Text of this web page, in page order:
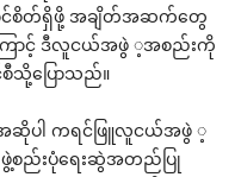
င်စိတ်ရှိဖို့ အချိတ်အဆက်‌တွေ
ကြောင့် ဒီလူငယ်အဖွဲ ့အစည်းကို
သို့‌ပြောသည်။
အဆိုပါ ကရင်ဖြူလူငယ်အဖွဲ
ဖွဲ့စည်းပုံ‌ရေးဆွဲအတည်ပြု